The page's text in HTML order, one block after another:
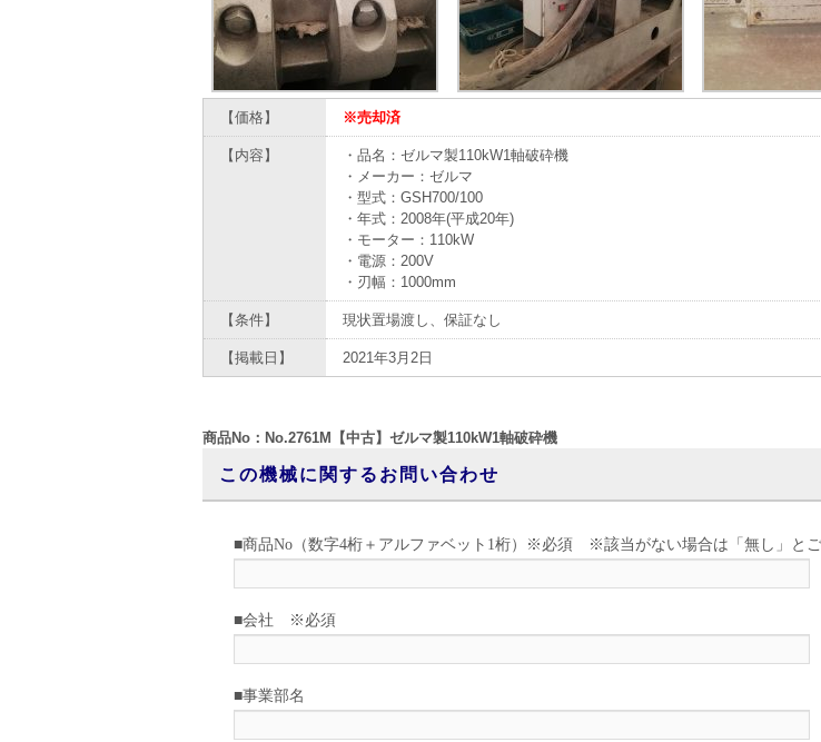
【価格】 ※売却済
【内容】
・品名：ゼルマ製110kW1軸破砕機
・メーカー：ゼルマ
・型式：GSH700/100
・年式：2008年(平成20年)
・モーター：110kW
・電源：200V
・刃幅：1000mm
【条件】 現状置場渡し、保証なし
【掲載日】 2021年3月2日
商品No：No.2761M【中古】ゼルマ製110kW1軸破砕機
この機械に関するお問い合わせ